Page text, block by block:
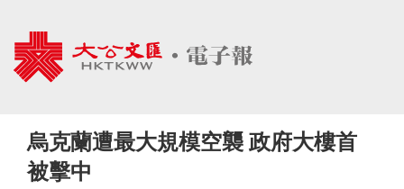
烏克蘭遭最大規模空襲 政府大樓首
被擊中